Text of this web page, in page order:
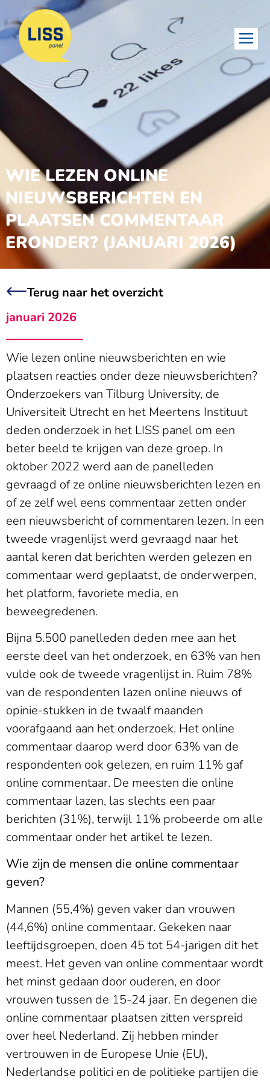
WIE LEZEN ONLINE
NIEUWSBERICHTEN EN
PLAATSEN COMMENTAAR
ERONDER? (JANUARI 2026)
Terug naar het overzicht
januari 2026
Wie lezen online nieuwsberichten en wie
plaatsen reacties onder deze nieuwsberichten?
Onderzoekers van Tilburg University, de
Universiteit Utrecht en het Meertens Instituut
deden onderzoek in het LISS panel om een
beter beeld te krijgen van deze groep. In
oktober 2022 werd aan de panelleden
gevraagd of ze online nieuwsberichten lezen en
of ze zelf wel eens commentaar zetten onder
een nieuwsbericht of commentaren lezen. In een
tweede vragenlijst werd gevraagd naar het
aantal keren dat berichten werden gelezen en
commentaar werd geplaatst, de onderwerpen,
het platform, favoriete media, en
beweegredenen.
Bijna 5.500 panelleden deden mee aan het
eerste deel van het onderzoek, en 63% van hen
vulde ook de tweede vragenlijst in. Ruim 78%
van de respondenten lazen online nieuws of
opinie-stukken in de twaalf maanden
voorafgaand aan het onderzoek. Het online
commentaar daarop werd door 63% van de
respondenten ook gelezen, en ruim 11% gaf
online commentaar. De meesten die online
commentaar lazen, las slechts een paar
berichten (31%), terwijl 11% probeerde om alle
commentaar onder het artikel te lezen.
Wie zijn de mensen die online commentaar
geven?
Mannen (55,4%) geven vaker dan vrouwen
(44,6%) online commentaar. Gekeken naar
leeftijdsgroepen, doen 45 tot 54-jarigen dit het
meest. Het geven van online commentaar wordt
het minst gedaan door ouderen, en door
vrouwen tussen de 15-24 jaar. En degenen die
online commentaar plaatsen zitten verspreid
over heel Nederland. Zij hebben minder
vertrouwen in de Europese Unie (EU),
Nederlandse politici en de politieke partijen die